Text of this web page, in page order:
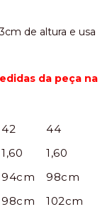
de altura e usa
da peça na
42
44
1,60
1,60
94cm
98cm
98cm
102cm